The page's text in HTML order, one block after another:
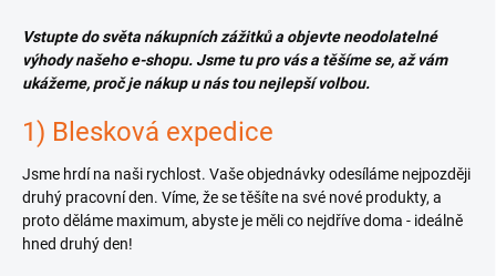
Vstupte do světa nákupních zážitků a objevte neodolatelné
výhody našeho e-shopu. Jsme tu pro vás a těšíme se, až vám
ukážeme, proč je nákup u nás tou nejlepší volbou.
1) Blesková expedice
Jsme hrdí na naši rychlost. Vaše objednávky odesíláme nejpozději
druhý pracovní den. Víme, že se těšíte na své nové produkty, a
proto děláme maximum, abyste je měli co nejdříve doma - ideálně
hned druhý den!